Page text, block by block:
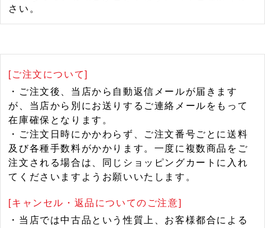
さい。
[ご注文について]
・ご注文後、当店から自動返信メールが届きます
が、当店から別にお送りするご連絡メールをもって
在庫確保となります。
・ご注文日時にかかわらず、ご注文番号ごとに送料
及び各種手数料がかかります。一度に複数商品をご
注文される場合は、同じショッピングカートに入れ
てくださいますようお願いいたします。
[キャンセル・返品についてのご注意]
・当店では中古品という性質上、お客様都合による